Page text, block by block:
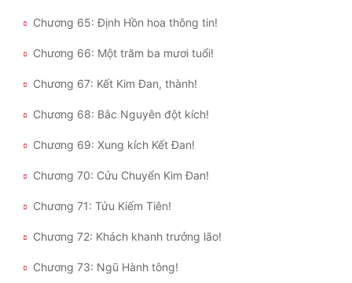
Chương 65: Định Hồn hoa thông tin!
Chương 66: Một trăm ba mươi tuổi!
Chương 67: Kết Kim Đan, thành!
Chương 68: Bắc Nguyên đột kích!
Chương 69: Xung kích Kết Đan!
Chương 70: Cửu Chuyển Kim Đan!
Chương 71: Tửu Kiếm Tiên!
Chương 72: Khách khanh trưởng lão!
Chương 73: Ngũ Hành tông!